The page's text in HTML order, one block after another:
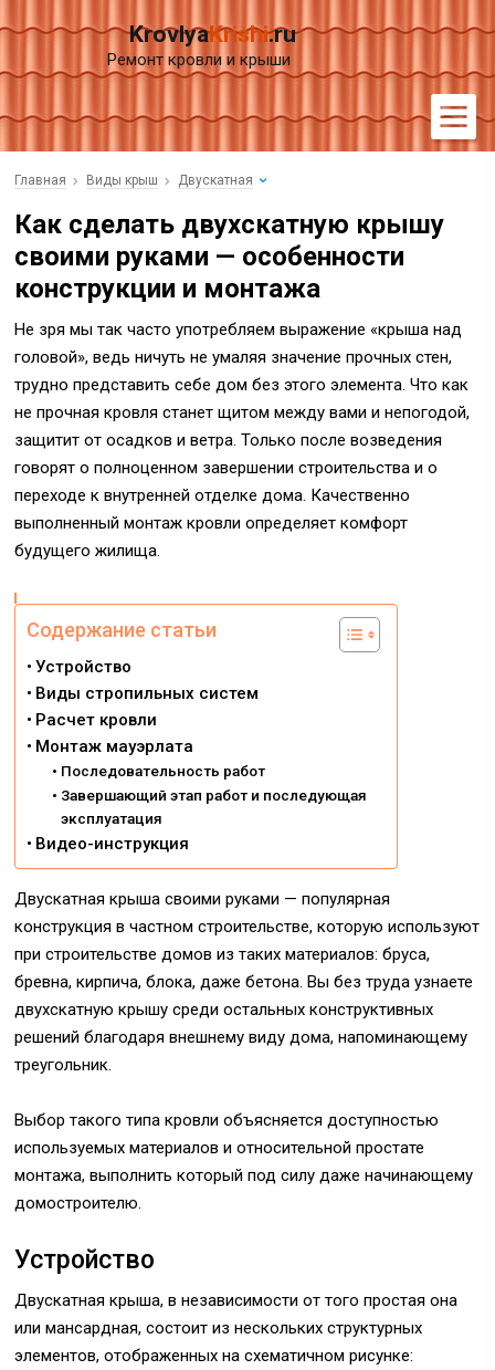
KrovlyaKrishi.ru
Ремонт кровли и крыши
Главная Виды крыш Двускатная
Как сделать двухскатную крышу
своими руками — особенности
конструкции и монтажа
Не зря мы так часто употребляем выражение «крыша над
головой», ведь ничуть не умаляя значение прочных стен,
трудно представить себе дом без этого элемента. Что как
не прочная кровля станет щитом между вами и непогодой,
защитит от осадков и ветра. Только после возведения
говорят о полноценном завершении строительства и о
переходе к внутренней отделке дома. Качественно
выполненный монтаж кровли определяет комфорт
будущего жилища.
Содержание статьи
Устройство
Виды стропильных систем
Расчет кровли
Монтаж мауэрлата
Последовательность работ
Завершающий этап работ и последующая
эксплуатация
Видео-инструкция
Двускатная крыша своими руками — популярная
конструкция в частном строительстве, которую используют
при строительстве домов из таких материалов: бруса,
бревна, кирпича, блока, даже бетона. Вы без труда узнаете
двухскатную крышу среди остальных конструктивных
решений благодаря внешнему виду дома, напоминающему
треугольник.
Выбор такого типа кровли объясняется доступностью
используемых материалов и относительной простате
монтажа, выполнить который под силу даже начинающему
домостроителю.
Устройство
Двускатная крыша, в независимости от того простая она
или мансардная, состоит из нескольких структурных
элементов, отображенных на схематичном рисунке: